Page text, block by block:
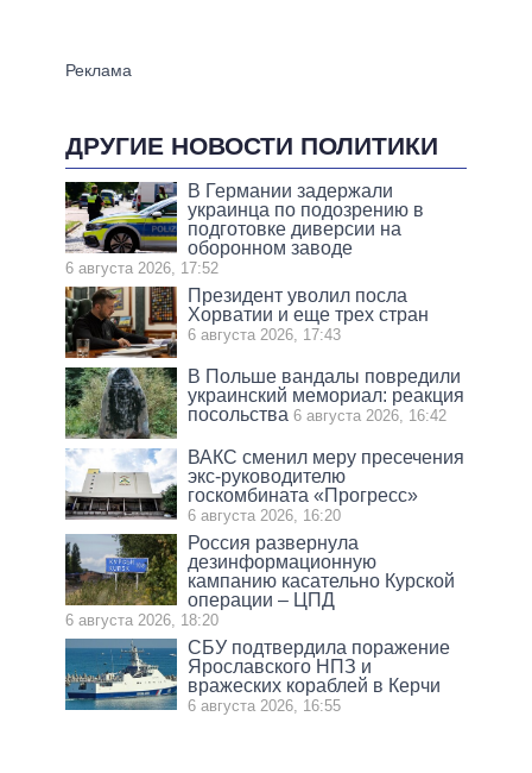
ДРУГИЕ НОВОСТИ ПОЛИТИКИ
В Германии задержали
украинца по подозрению в
подготовке диверсии на
оборонном заводе
6 августа 2026, 17:52
Президент уволил посла
Хорватии и еще трех стран
6 августа 2026, 17:43
В Польше вандалы повредили
украинский мемориал: реакция
посольства 6 августа 2026, 16:42
ВАКС сменил меру пресечения
экс-руководителю
госкомбината «Прогресс»
6 августа 2026, 16:20
Россия развернула
дезинформационную
кампанию касательно Курской
операции – ЦПД
6 августа 2026, 18:20
СБУ подтвердила поражение
Ярославского НПЗ и
вражеских кораблей в Керчи
6 августа 2026, 16:55